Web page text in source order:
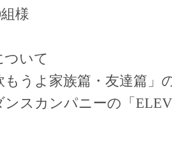
様
いて
もうよ家族篇・友達篇」
スカンパニーの「